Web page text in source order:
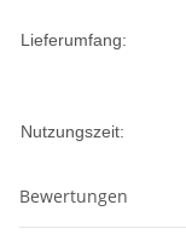
Lieferumfang:
Nutzungszeit:
Bewertungen